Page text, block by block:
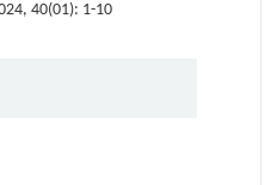
40(01): 1-10